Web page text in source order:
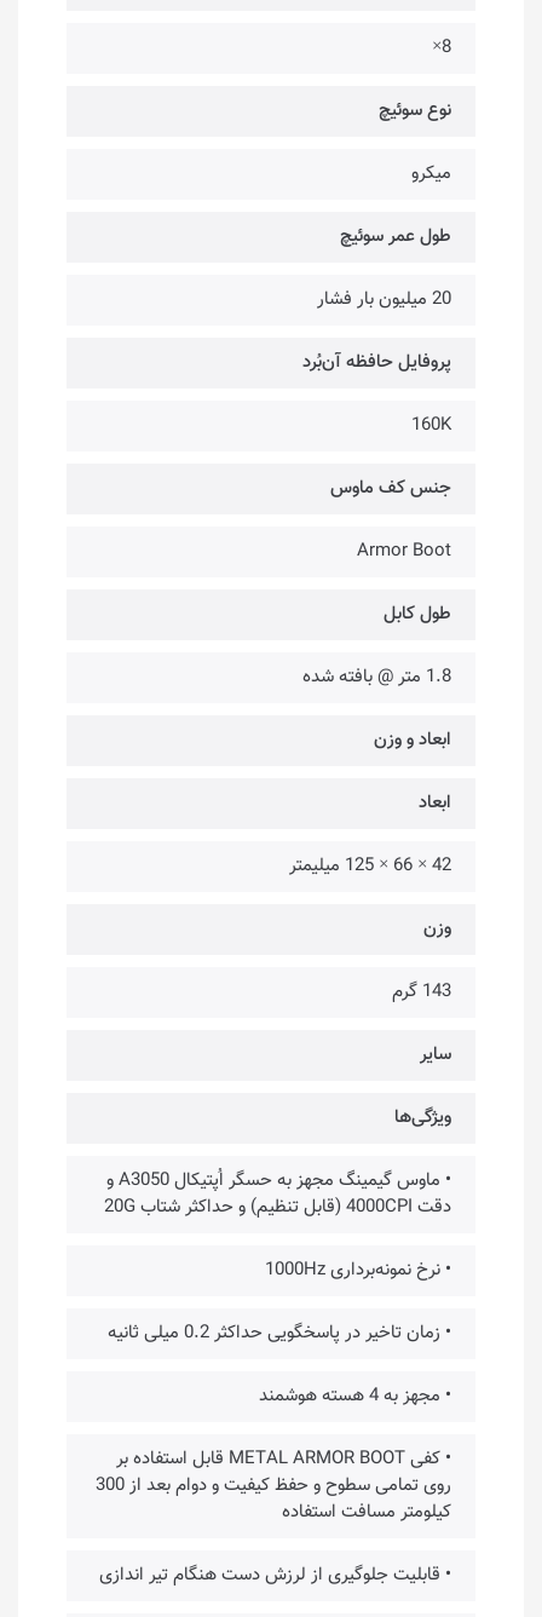
8×
نوع سوئیچ
میکرو
طول عمر سوئیچ‌
20 میلیون بار فشار
پروفایل حافظه آن‌بُرد
160K
جنس کف ماوس
Armor Boot
طول کابل
1.8 متر @ بافته شده
ابعاد و وزن
ابعاد
42 × 66 × 125 میلیمتر
وزن
143 گرم
سایر
ویژگی‌ها
• ماوس گیمینگ مجهز به حسگر اُپتیکال A3050 و
دقت 4000CPI (قابل تنظیم) و حداکثر شتاب 20G
• نرخ نمونه‌برداری 1000Hz
• زمان تاخیر در پاسخگویی حداکثر 0.2 میلی ثانیه
• مجهز به 4 هسته هوشمند
• کفی METAL ARMOR BOOT قابل استفاده بر
روی تمامی سطوح و حفظ کیفیت و دوام بعد از 300
کیلومتر مسافت استفاده
• قابلیت جلوگیری از لرزش دست هنگام تیر اندازی